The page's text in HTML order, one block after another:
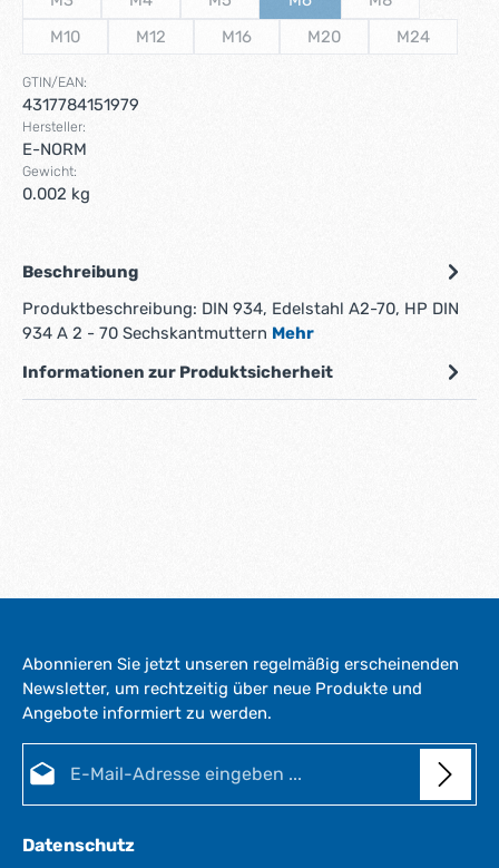
M10 M12 M16 M20 M24
GTIN/EAN:
4317784151979
Hersteller:
E-NORM
Gewicht:
0.002 kg
Beschreibung
Produktbeschreibung: DIN 934, Edelstahl A2-70, HP DIN
934 A 2 - 70 Sechskantmuttern Mehr
Informationen zur Produktsicherheit
Abonnieren Sie jetzt unseren regelmäßig erscheinenden
Newsletter, um rechtzeitig über neue Produkte und
Angebote informiert zu werden.
Datenschutz